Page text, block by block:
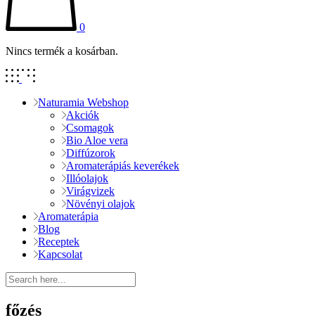
0
Nincs termék a kosárban.
Naturamia Webshop
Akciók
Csomagok
Bio Aloe vera
Diffúzorok
Aromaterápiás keverékek
Illóolajok
Virágvizek
Növényi olajok
Aromaterápia
Blog
Receptek
Kapcsolat
főzés